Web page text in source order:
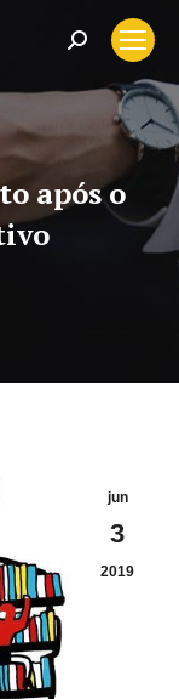
Search:
após o
jun
3
2019